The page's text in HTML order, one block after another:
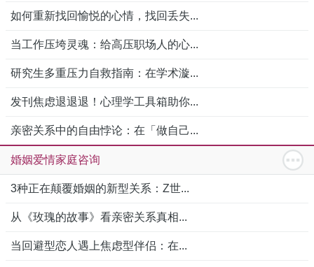
如何重新找回愉悦的心情，找回丢失...
当工作压垮灵魂：给高压职场人的心...
研究生多重压力自救指南：在学术漩...
发刊焦虑退退退！心理学工具箱助你...
亲密关系中的自由悖论：在「做自己...
婚姻爱情家庭咨询
3种正在颠覆婚姻的新型关系：Z世...
从《玫瑰的故事》看亲密关系真相...
当回避型恋人遇上焦虑型伴侣：在...